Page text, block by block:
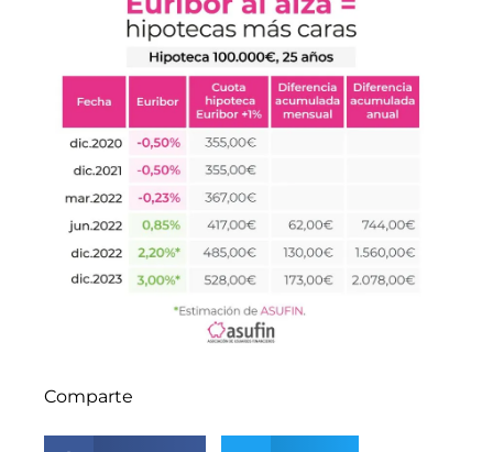
Comparte